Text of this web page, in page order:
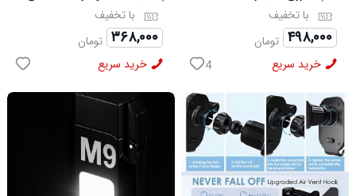
کد 6490
با تخفیف
۳۶۸,۰۰۰ تومان
خرید سریع
با تخفیف
۴۹۸,۰۰۰ تومان
خرید سریع
4